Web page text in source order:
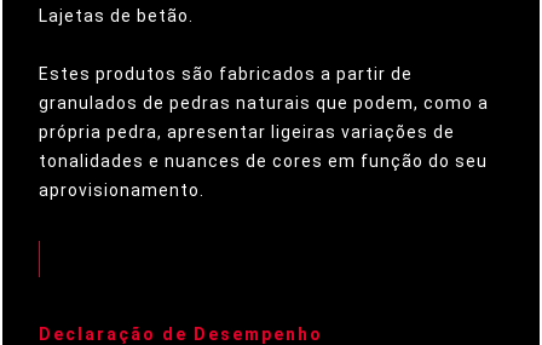
Lajetas de betão.
Estes produtos são fabricados a partir de
granulados de pedras naturais que podem, como a
própria pedra, apresentar ligeiras variações de
tonalidades e nuances de cores em função do seu
aprovisionamento.
Declaração de Desempenho